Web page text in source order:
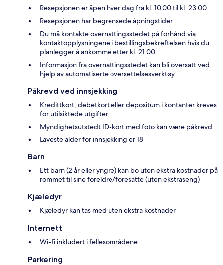
Resepsjonen er åpen hver dag fra kl. 10.00 til kl. 23.00
Resepsjonen har begrensede åpningstider
Du må kontakte overnattingsstedet på forhånd via
kontaktopplysningene i bestillingsbekreftelsen hvis du
planlegger å ankomme etter kl. 21.00
Informasjon fra overnattingsstedet kan bli oversatt ved
hjelp av automatiserte oversettelsesverktøy
Påkrevd ved innsjekking
Kredittkort, debetkort eller depositum i kontanter kreves
for utilsiktede utgifter
Myndighetsutstedt ID-kort med foto kan være påkrevd
Laveste alder for innsjekking er 18
Barn
Ett barn (2 år eller yngre) kan bo uten ekstra kostnader på
rommet til sine foreldre/foresatte (uten ekstraseng)
Kjæledyr
Kjæledyr kan tas med uten ekstra kostnader
Internett
Wi-fi inkludert i fellesområdene
Parkering